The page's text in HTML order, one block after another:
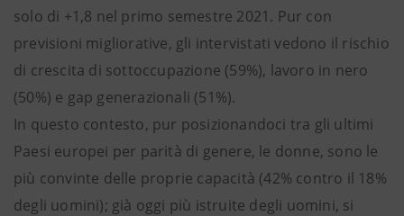
solo di +1,8 nel primo semestre 2021. Pur con
previsioni migliorative, gli intervistati vedono il rischio
di crescita di sottoccupazione (59%), lavoro in nero
(50%) e gap generazionali (51%).
In questo contesto, pur posizionandoci tra gli ultimi
Paesi europei per parità di genere, le donne, sono le
più convinte delle proprie capacità (42% contro il 18%
degli uomini); già oggi più istruite degli uomini, si